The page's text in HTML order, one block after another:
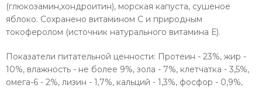
(глюкозамин,хондроитин), морская капуста, сушеное
яблоко. Сохранено витамином С и природным
токоферолом (источник натурального витамина Е).
Показатели питательной ценности: Протеин - 23%, жир -
10%, влажность - не более 9%, зола - 7%, клетчатка - 3,5%,
омега-6 - 2%, лизин - 1,7%, кальций - 1,3%, фосфор - 0,9%,